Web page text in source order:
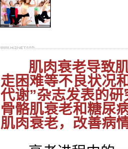
肌肉衰老导致肌
走困难等不良状况
代谢”杂志发表的
骨骼肌衰老和糖尿
肌肉衰老，改善病情